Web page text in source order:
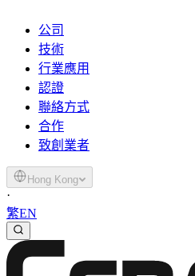
公司
技術
行業應用
認證
聯絡方式
合作
致創業者
Hong Kong
·
繁EN